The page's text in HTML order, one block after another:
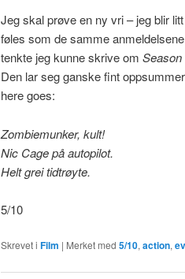
Jeg skal prøve en ny vri – jeg blir
føles som de samme
tenkte jeg kunne skrive om
Den lar seg ganske fint
here goes:
Zombiemunker, kult!
Nic Cage på autopilot.
Helt grei tidtrøyte.
5/10
Skrevet i Film | Merket med 5/10, action,